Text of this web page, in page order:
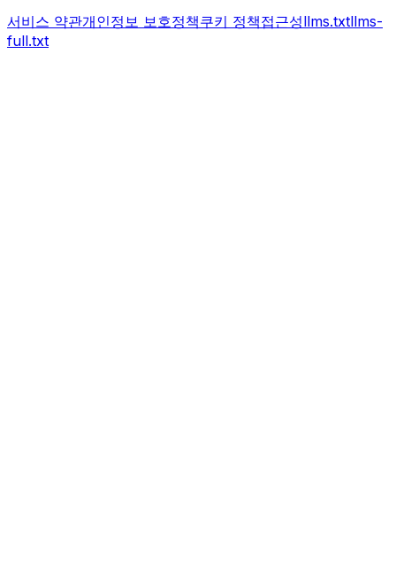
서비스 약관개인정보 보호정책쿠키 정책접근성llms.txtllms-
full.txt